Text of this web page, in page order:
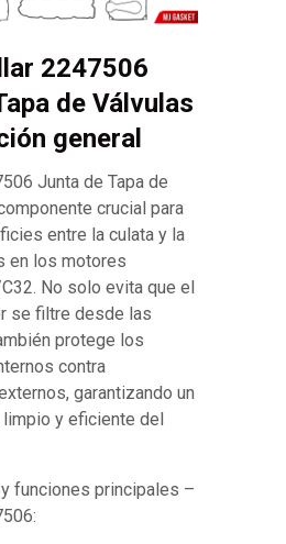
2247506
de Válvulas
general
Junta de Tapa de
crucial para
entre la culata y la
en los motores
No solo evita que el
se filtre desde las
protege los
contra
garantizando un
y eficiente del
funciones principales –